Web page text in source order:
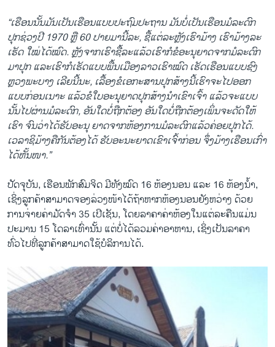
“ເຮືອນນັ້ນມັນເປັນເຮືອນແບບປະຖົມປະຖານ ມັນບໍ່ເປັນເຮືອນມໍລະດົກ
ປຸກຊ່ວງປີ1970 ຫຼື 60 ປາຍມານີ້ລະ, ຊື້ແຕ່ລະຫຼັງເຮົາມ້າງ ເຮົາມ້າງລະ
ເຮັດ ໃໝ່ໄດ້ໝົດ. ຫຼັງຈາກເຮົາຊື້ລະແລ້ວເຮົາກໍຂໍອະນຸຍາດຈາກມໍລະດົກ
ມາປຸກ ແລະເຮົາກໍເຮັດແບບພື້ນເມືອງລາວເຮົາໝົດ ເຮັດເຮືອນແບບຊົງ
ຫຼວງພະບາງ ເລີຍນີ້ນະ, ເລື້ອງຂໍເອກະສານປຸກສ້າງນີ້ເຮົາຈະໄປອອກ
ແບບກ່ອນເນາະ ແລ້ວຂໍໃບອະນຸຍາດປຸກສ້າງນໍາເຂົາເຈົ້າ ແລ້ວຈະແບບ
ນັ້ນໄປຜ່ານມໍລະດົກ, ອັນໃດບໍ່ຖືກຕ້ອງ ອັນໃດບໍ່ຖືກຕ້ອງເພິ່ນຈະດັດໃຫ້
ເຮົາ ຈົນວ່າໄດ້ຮັບອະນຸ ຍາດຈາກຫ້ອງການມໍລະດົກແລ້ວຄ່ອຍປຸກໄດ້.
ເວລາຊິມ້າງຄືກັນຕ້ອງໄດ້ ຮັບອະນະຍາດເຂົາເຈົ້າກ່ອນ ຈຶ່ງມ້າງເຮືອນເກົ່າ
ໄດ້ຫັ້ນໜາ.”
ປັດຈຸບັນ, ເຮືອນພັກສົມຈິດ ມີທັງໝົດ 16 ຫ້ອງນອນ ແລະ 16 ຫ້ອງນໍ້າ,
ເຊິ່ງລູກຄ້າສາມາດຈອງລ່ວງໜ້າໄດ້ຖ້າຫາກຫ້ອງນອນຍັງຫວ່າງ ດ້ວຍ
ການຈ່າຍຄ່າມັດຈໍາ 35 ເປີເຊັນ, ໂດຍລາຄາຄ່າຫ້ອງໃນແຕ່ລະຄືນແມ່ນ
ປະມານ 15 ໂດລາເທົ່ານັ້ນ ແຕ່ບໍ່ໄດ້ລວມຄ່າອາຫານ, ເຊິ່ງເປັນລາຄາ
ທົ່ວໄປທີ່ລູກຄ້າສາມາດໃຊ້ບໍລິການໄດ້.